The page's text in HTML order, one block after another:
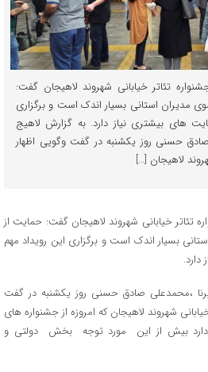
تئاتر خیابانی شهروند لاهیجان گفت:
مدیران استانی بسیار اندک است و برگزاری
های بیشتری نیاز دارد. به گزارش لاهیج
صادق حسنی روز یکشنبه در گفت وگویی اظهار
لاهیجان […]
تئاتر خیابانی شهروند لاهیجان گفت: حمایت از
بسیار اندک است و برگزاری این رویداد مهم
،محمدعلی صادق حسنی روز یکشنبه در گفت
شهروند لاهیجان که امروزه از جشنواره های
بیش از این مورد توجه بخش دولتی و